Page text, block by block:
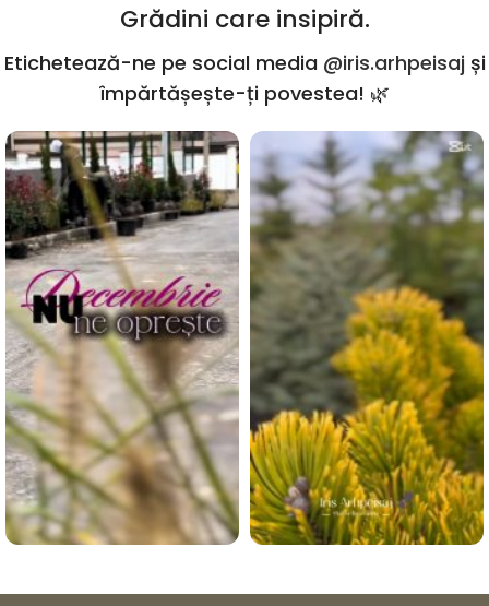
Grădini care insipiră.
Etichetează-ne pe social media @iris.arhpeisaj și
împărtășește-ți povestea! 🌿